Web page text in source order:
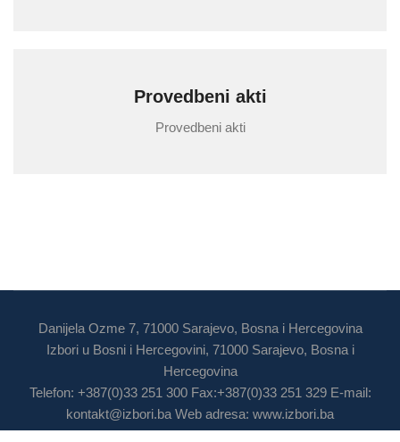
Provedbeni akti
Provedbeni akti
Danijela Ozme 7, 71000 Sarajevo, Bosna i Hercegovina
Izbori u Bosni i Hercegovini, 71000 Sarajevo, Bosna i
Hercegovina
Telefon: +387(0)33 251 300 Fax:+387(0)33 251 329 E-mail:
kontakt@izbori.ba Web adresa: www.izbori.ba